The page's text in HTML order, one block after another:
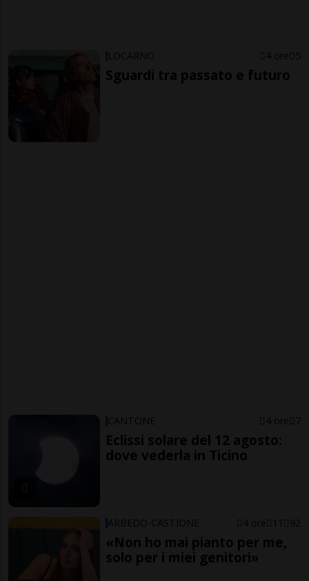
LOCARNO 4 ore 5
Sguardi tra passato e futuro
CANTONE 4 ore 7
Eclissi solare del 12 agosto:
dove vederla in Ticino
ARBEDO-CASTIONE 4 ore 11 92
«Non ho mai pianto per me,
solo per i miei genitori»